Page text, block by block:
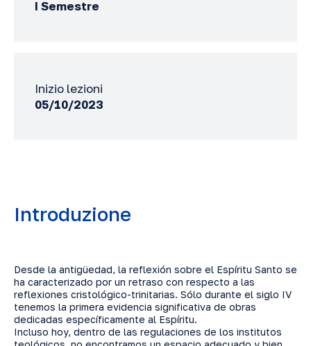
I Semestre
Inizio lezioni
05/10/2023
Introduzione
Desde la antigüedad, la reflexión sobre el Espíritu Santo se
ha caracterizado por un retraso con respecto a las
reflexiones cristológico-trinitarias. Sólo durante el siglo IV
tenemos la primera evidencia significativa de obras
dedicadas específicamente al Espíritu.
Incluso hoy, dentro de las regulaciones de los institutos